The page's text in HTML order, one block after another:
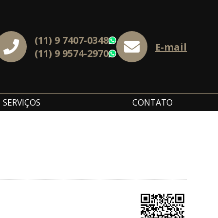
(11) 9 7407-0348 WhatsApp
(11) 9 9574-2970 WhatsApp
E-mail
SERVIÇOS CONTATO